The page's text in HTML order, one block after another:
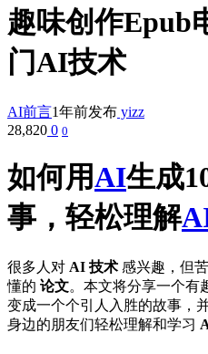
趣味创作Epub
门AI技术
AI前言1年前发布 yizz
28,820 0 0
如何用AI生成
事，轻松理解
很多人对 AI 技术 感兴趣，但
懂的 论文。本文将分享一个有
变成一个个引人入胜的故事，
身边的朋友们轻松理解和学习